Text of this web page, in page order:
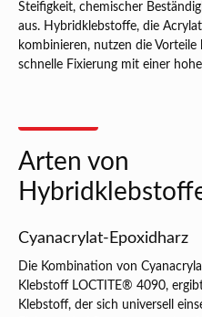
Steifigkeit, chemischer
aus. Hybridklebstoffe, die
kombinieren, nutzen die Vorteile
schnelle Fixierung mit einer
Arten von
Cyanacrylat-Epoxidharz
Die Kombination von
Klebstoff LOCTITE® 4090,
Klebstoff, der sich universell